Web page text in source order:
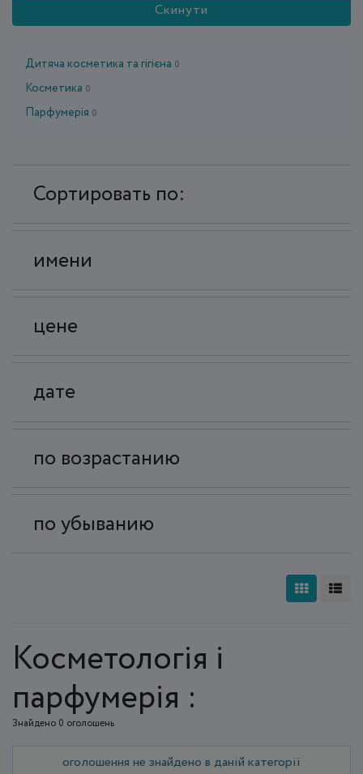
Скинути
Дитяча косметика та гігієна 0
Косметика 0
Парфумерія 0
Сортировать по:
имени
цене
дате
по возрастанию
по убыванию
Косметологія і
парфумерія :
Знайдено 0 оголошень
оголошення не знайдено в даній категорії